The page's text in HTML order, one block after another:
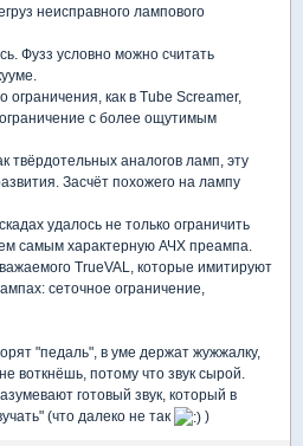
неисправного лампового
Фузз условно можно считать
ограничения, как в Tube Screamer,
с более ощутимым
твёрдотельных аналогов ламп, эту
Засчёт похожего на лампу
удалось не только ограничить
самым характерную АЧХ преампа.
TrueVAL, которые имитируют
сеточное ограничение,
"педаль", в уме держат жужжалку,
воткнёшь, потому что звук сырой.
готовый звук, который в
(что далеко не так
)